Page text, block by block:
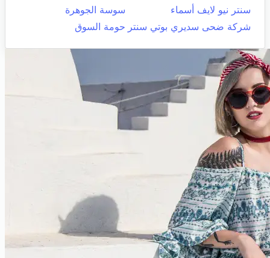
سنتر نيو لايف أسماء
سوسة الجوهرة
شركة ضحى سديري بوتي سنتر حومة السوق